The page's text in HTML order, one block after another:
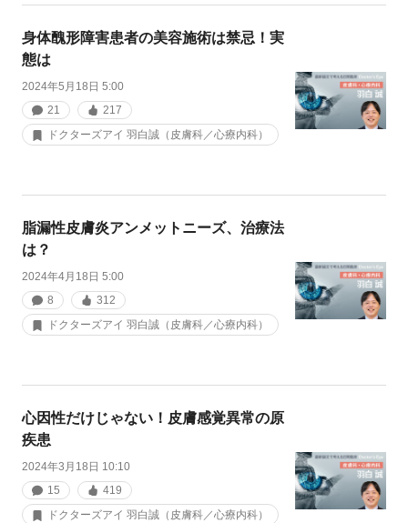
身体醜形障害患者の美容施術は禁忌！実
態は
2024年5月18日 5:00
21
217
ドクターズアイ 羽白誠（皮膚科／心療内科）
脂漏性皮膚炎アンメットニーズ、治療法
は？
2024年4月18日 5:00
8
312
ドクターズアイ 羽白誠（皮膚科／心療内科）
心因性だけじゃない！皮膚感覚異常の原
疾患
2024年3月18日 10:10
15
419
ドクターズアイ 羽白誠（皮膚科／心療内科）